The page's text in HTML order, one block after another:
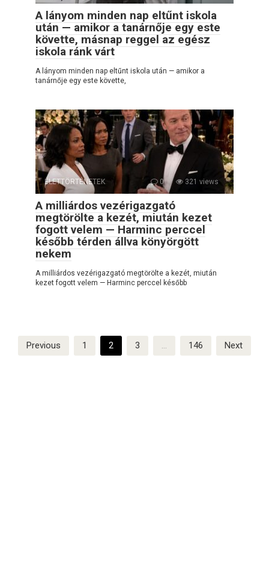
A lányom minden nap eltűnt iskola
után — amikor a tanárnője egy este
követte, másnap reggel az egész
iskola ránk várt
A lányom minden nap eltűnt iskola után — amikor a
tanárnője egy este követte,
ÉLETTÖRTÉNETEK 0 321 views
A milliárdos vezérigazgató
megtörölte a kezét, miután kezet
fogott velem — Harminc perccel
később térden állva könyörgött
nekem
A milliárdos vezérigazgató megtörölte a kezét, miután
kezet fogott velem — Harminc perccel később
Posts
pagination
Previous 1 2 3 … 146 Next